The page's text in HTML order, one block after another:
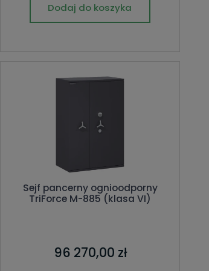
Dodaj do koszyka
Sejf pancerny ognioodporny
TriForce M-885 (klasa VI)
96 270,00 zł